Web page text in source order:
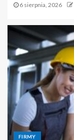
6 sierpnia, 2026
FIRMY